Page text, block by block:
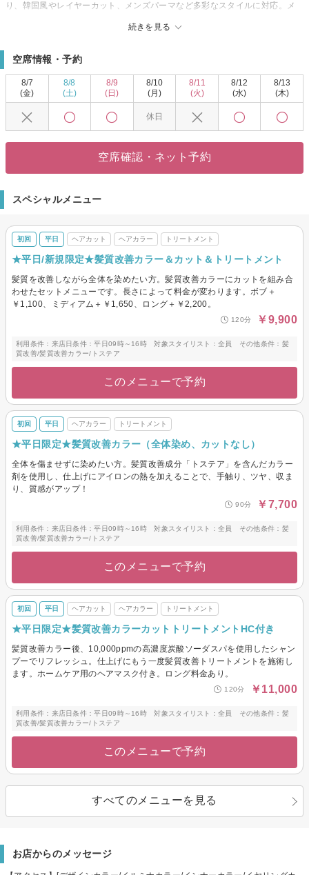
続きを見る
り、韓国風やレイヤーカット、メンズパーマなど多彩なスタイルに対応。メ
利用いただけます。美しい髪を保つための酸熱トリートメントもお試しいた
だけ、総合的なメニューが魅力です。日々の生活を進化させ、新しい自分を
ぜひこの機会にお試しください。
空席情報・予約
8/7
(金)
8/8
(土)
8/9
(日)
8/10
(月)
休日
8/11
(火)
8/12
(水)
8/13
(木)
空席確認・ネット予約
スペシャルメニュー
初回 平日 ヘアカット ヘアカラー トリートメント
★平日/新規限定★髪質改善カラー＆カット＆トリートメント
髪質を改善しながら全体を染めたい方。髪質改善カラーにカットを組み合
わせたセットメニューです。長さによって料金が変わります。ボブ＋
￥1,100、ミディアム＋￥1,650、ロング＋￥2,200。
120分 ￥9,900
利用条件：来店日条件：平日09時～16時 対象スタイリスト：全員 その他条件：髪
質改善/髪質改善カラー/トステア
このメニューで予約
初回 平日 ヘアカラー トリートメント
★平日限定★髪質改善カラー（全体染め、カットなし）
全体を傷ませずに染めたい方。髪質改善成分「トステア」を含んだカラー
剤を使用し、仕上げにアイロンの熱を加えることで、手触り、ツヤ、収ま
り、質感がアップ！
90分 ￥7,700
利用条件：来店日条件：平日09時～16時 対象スタイリスト：全員 その他条件：髪
質改善/髪質改善カラー/トステア
このメニューで予約
初回 平日 ヘアカット ヘアカラー トリートメント
★平日限定★髪質改善カラーカットトリートメントHC付き
髪質改善カラー後、10,000ppmの高濃度炭酸ソーダスパを使用したシャン
プーでリフレッシュ。仕上げにもう一度髪質改善トリートメントを施術し
ます。ホームケア用のヘアマスク付き。ロング料金あり。
120分 ￥11,000
利用条件：来店日条件：平日09時～16時 対象スタイリスト：全員 その他条件：髪
質改善/髪質改善カラー/トステア
このメニューで予約
すべてのメニューを見る
お店からのメッセージ